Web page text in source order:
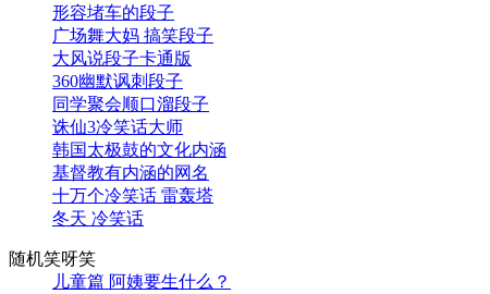
形容堵车的段子
广场舞大妈 搞笑段子
大风说段子卡通版
360幽默讽刺段子
同学聚会顺口溜段子
诛仙3冷笑话大师
韩国太极鼓的文化内涵
基督教有内涵的网名
十万个冷笑话 雷轰塔
冬天 冷笑话
随机笑呀笑
儿童篇 阿姨要生什么？